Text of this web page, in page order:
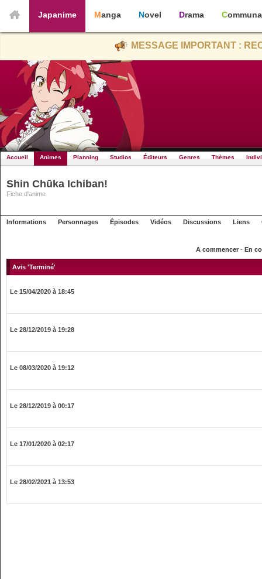
Japanime Manga Novel Drama
MESSAGE IMPORTANT :
Accueil Animes Planning Studios Éditeurs Genres Thèmes
Shin Chūka Ichiban!
Fiche d'anime
Informations Personnages Épisodes Vidéos Discussions Liens
A commencer- En
Avis 'Terminé'
Le 15/04/2020 à 18:45
Le 28/12/2019 à 19:28
Le 08/03/2020 à 19:12
Le 28/12/2019 à 00:17
Le 17/01/2020 à 02:17
Le 28/02/2021 à 13:53